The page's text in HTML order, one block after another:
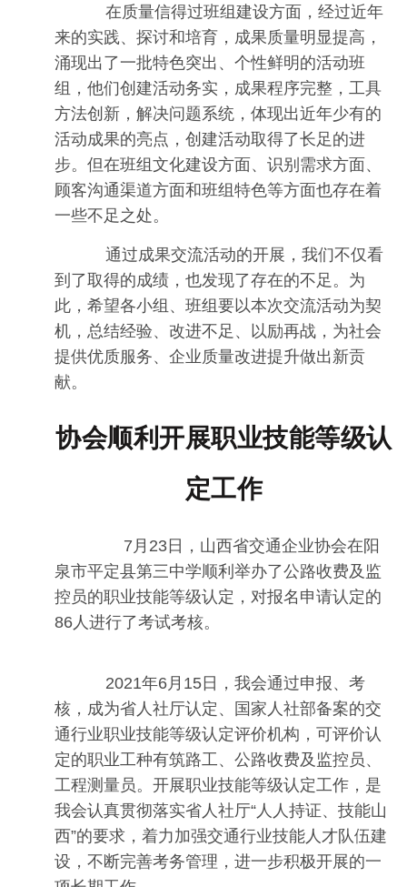
在质量信得过班组建设方面，经过近年
来的实践、探讨和培育，成果质量明显提高，
涌现出了一批特色突出、个性鲜明的活动班
组，他们创建活动务实，成果程序完整，工具
方法创新，解决问题系统，体现出近年少有的
活动成果的亮点，创建活动取得了长足的进
步。但在班组文化建设方面、识别需求方面、
顾客沟通渠道方面和班组特色等方面也存在着
一些不足之处。
通过成果交流活动的开展，我们不仅看
到了取得的成绩，也发现了存在的不足。为
此，希望各小组、班组要以本次交流活动为契
机，总结经验、改进不足、以励再战，为社会
提供优质服务、企业质量改进提升做出新贡
献。
协会顺利开展职业技能等级认
定工作
7月23日，山西省交通企业协会在阳
泉市平定县第三中学顺利举办了公路收费及监
控员的职业技能等级认定，对报名申请认定的
86人进行了考试考核。
2021年6月15日，我会通过申报、考
核，成为省人社厅认定、国家人社部备案的交
通行业职业技能等级认定评价机构，可评价认
定的职业工种有筑路工、公路收费及监控员、
工程测量员。开展职业技能等级认定工作，是
我会认真贯彻落实省人社厅“人人持证、技能山
西”的要求，着力加强交通行业技能人才队伍建
设，不断完善考务管理，进一步积极开展的一